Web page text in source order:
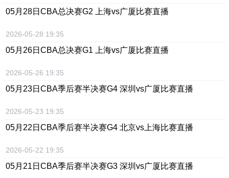
05月28日 CBA总决赛G2 上海vs广厦比赛直播
2026-05-28 19:35
05月26日 CBA总决赛G1 上海vs广厦比赛直播
2026-05-26 19:35
05月23日 CBA季后赛半决赛G4 深圳vs广厦比赛直播
2026-05-23 19:35
05月22日 CBA季后赛半决赛G4 北京vs上海比赛直播
2026-05-22 19:35
05月21日 CBA季后赛半决赛G3 深圳vs广厦比赛直播